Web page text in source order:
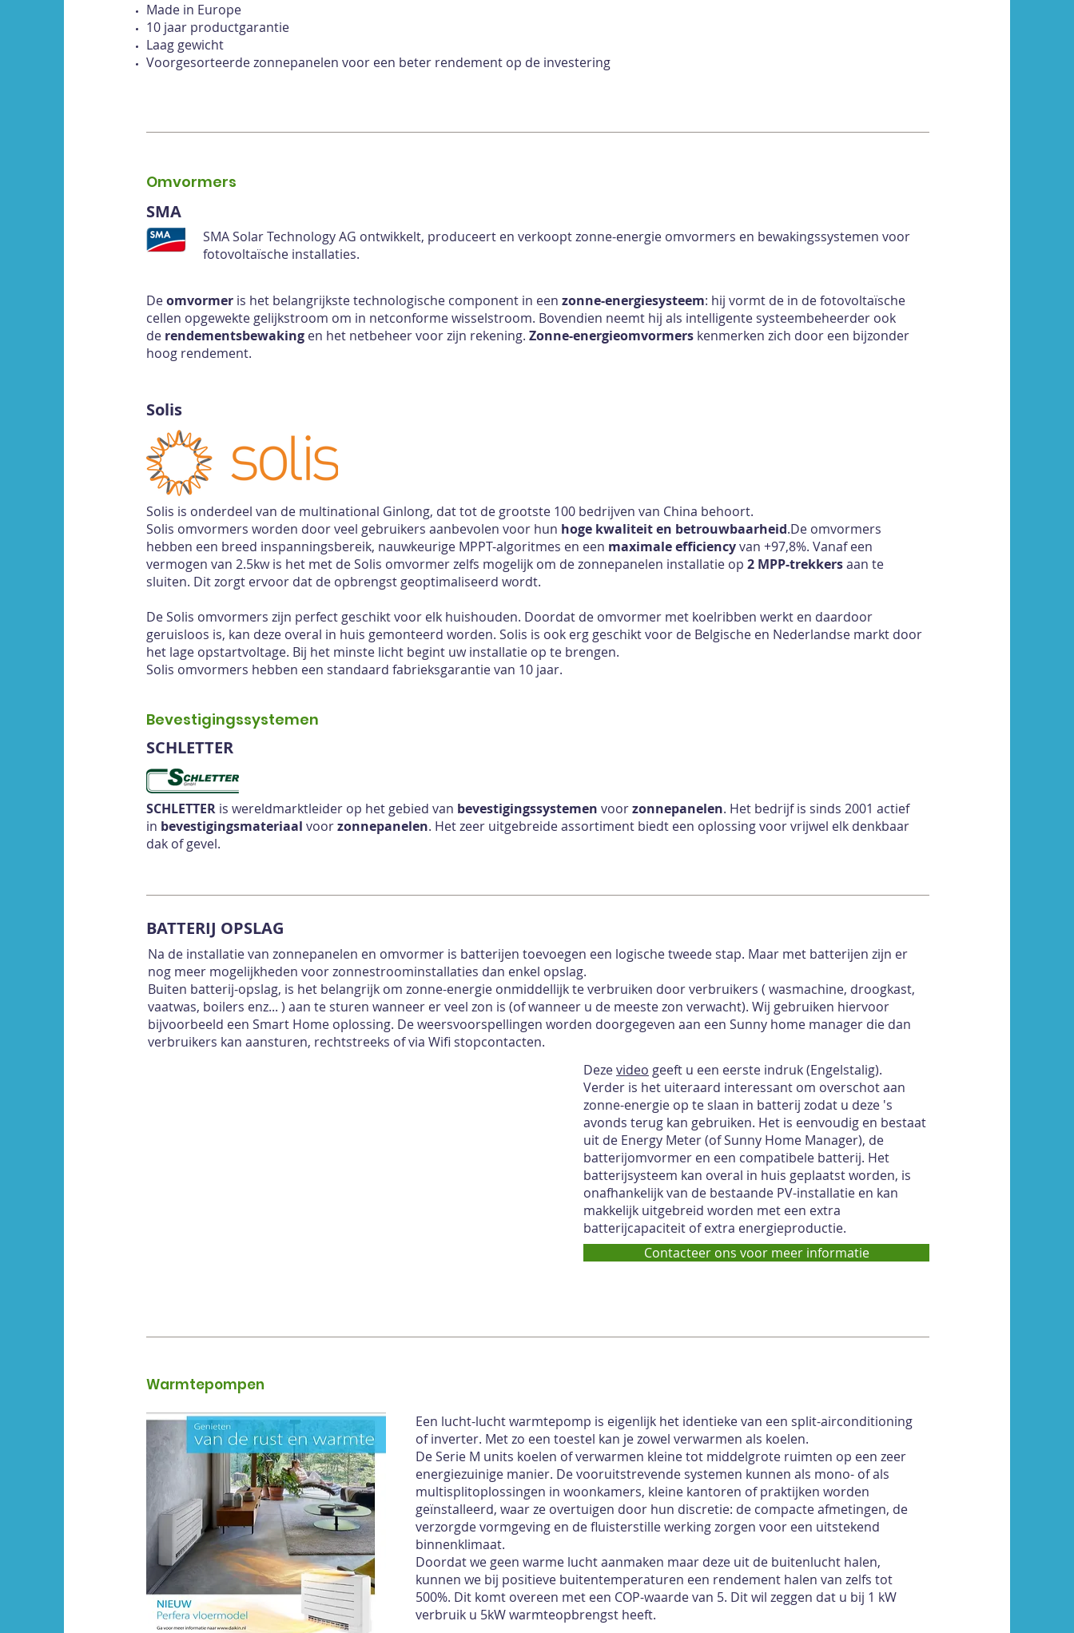
Made in Europe
10 jaar productgarantie
Laag gewicht
Voorgesorteerde zonnepanelen voor een beter rendement op de investering
Omvormers
SMA
SMA Solar Technology AG ontwikkelt, produceert en verkoopt zonne-energie omvormers en bewakingssystemen voor
fotovoltaïsche installaties.
Deomvormer is het belangrijkste technologische component in een zonne-energiesysteem: hij vormt de in de fotovoltaïsche
cellen opgewekte gelijkstroom om in netconforme wisselstroom. Bovendien neemt hij als intelligente systeembeheerder ook
de rendementsbewaking en het netbeheer voor zijn rekening. Zonne-energieomvormers kenmerken zich door een bijzonder
hoog rendement.
Solis
Solis is onderdeel van de multinational Ginlong, dat tot de grootste 100 bedrijven van China behoort.
Solis omvormers worden door veel gebruikers aanbevolen voor hun hoge kwaliteit en betrouwbaarheid.De omvormers
hebben een breed inspanningsbereik, nauwkeurige MPPT-algoritmes en een maximale efficiencyvan +97,8%. Vanaf een
vermogen van 2.5kw is het met de Solis omvormer zelfs mogelijk om de zonnepanelen installatie op 2 MPP-trekkersaan te
sluiten. Dit zorgt ervoor dat de opbrengst geoptimaliseerd wordt.
De Solis omvormers zijn perfect geschikt voor elk huishouden. Doordat de omvormer met koelribben werkt en daardoor
geruisloos is, kan deze overal in huis gemonteerd worden. Solis is ook erg geschikt voor de Belgische en Nederlandse markt door
het lage opstartvoltage. Bij het minste licht begint uw installatie op te brengen.
Solis omvormers hebben een standaard fabrieksgarantie van 10 jaar.
Bevestigingssystemen
SCHLETTER
SCHLETTER is wereldmarktleider op het gebied van bevestigingssystemen voorzonnepanelen. Het bedrijf is sinds 2001 actief
in bevestigingsmateriaal voorzonnepanelen. Het zeer uitgebreide assortiment biedt een oplossing voor vrijwel elk denkbaar
dak of gevel.
BATTERIJ OPSLAG
Na de installatie van zonnepanelen en omvormer is batterijen toevoegen een logische tweede stap. Maar met batterijen zijn er
nog meer mogelijkheden voor zonnestroominstallaties dan enkel opslag.
Buiten batterij-opslag, is het belangrijk om zonne-energie onmiddellijk te verbruiken door verbruikers ( wasmachine, droogkast,
vaatwas, boilers enz... ) aan te sturen wanneer er veel zon is (of wanneer u de meeste zon verwacht). Wij gebruiken hiervoor
bijvoorbeeld een Smart Home oplossing. De weersvoorspellingen worden doorgegeven aan een Sunny home manager die dan
verbruikers kan aansturen, rechtstreeks of via Wifi stopcontacten.
Dezevideo geeft u een eerste indruk (Engelstalig).
Verder is het uiteraard interessant om overschot aan
zonne-energie op te slaan in batterij zodat u deze 's
avonds terug kan gebruiken. Het is eenvoudig en bestaat
uit de Energy Meter (of Sunny Home Manager), de
batterijomvormer en een compatibele batterij. Het
batterijsysteem kan overal in huis geplaatst worden, is
onafhankelijk van de bestaande PV-installatie en kan
makkelijk uitgebreid worden met een extra
batterijcapaciteit of extra energieproductie.
Contacteer ons voor meer informatie
Warmtepompen
Een lucht-lucht warmtepomp is eigenlijk het identieke van een split-airconditioning
of inverter. Met zo een toestel kan je zowel verwarmen als koelen.
De Serie M units koelen of verwarmen kleine tot middelgrote ruimten op een zeer
energiezuinige manier. De vooruitstrevende systemen kunnen als mono- of als
multisplitoplossingen in woonkamers, kleine kantoren of praktijken worden
geïnstalleerd, waar ze overtuigen door hun discretie: de compacte afmetingen, de
verzorgde vormgeving en de fluisterstille werking zorgen voor een uitstekend
binnenklimaat.
Doordat we geen warme lucht aanmaken maar deze uit de buitenlucht halen,
kunnen we bij positieve buitentemperaturen een rendement halen van zelfs tot
500%. Dit komt overeen met een COP-waarde van 5. Dit wil zeggen dat u bij 1 kW
verbruik u 5kW warmteopbrengst heeft.